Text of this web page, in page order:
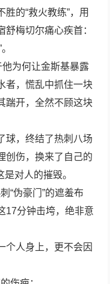
的“救火教练”，用
梅切尔痛心疾首：
他为何让金斯基暴露
者，慌乱中抓住一块
踹开，全然不顾这块
球，终结了热刺八场
创伤，换来了自己的
对人的摧毁。
“伪豪门”的遮羞布
17分钟击垮，绝非意
个人身上，更不会因